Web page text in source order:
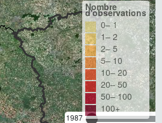
1987
Nombre
d'observations
0– 1
1– 2
2– 5
5– 10
10– 20
20– 50
50– 100
100+